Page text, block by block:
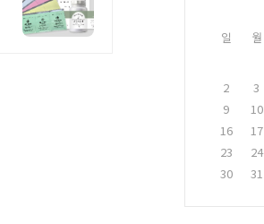
일 월
2
3
9
10
16
17
23
24
30
31